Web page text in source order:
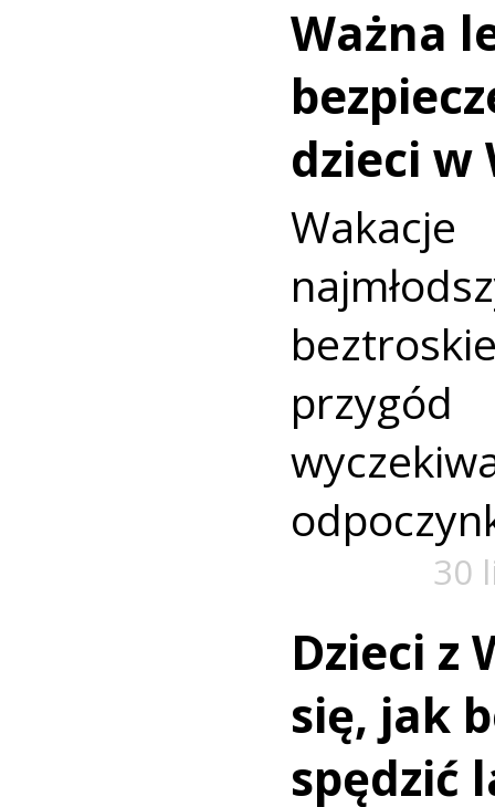
Ważna
dzieci w
30
Dzieci z
się, jak
spędzić